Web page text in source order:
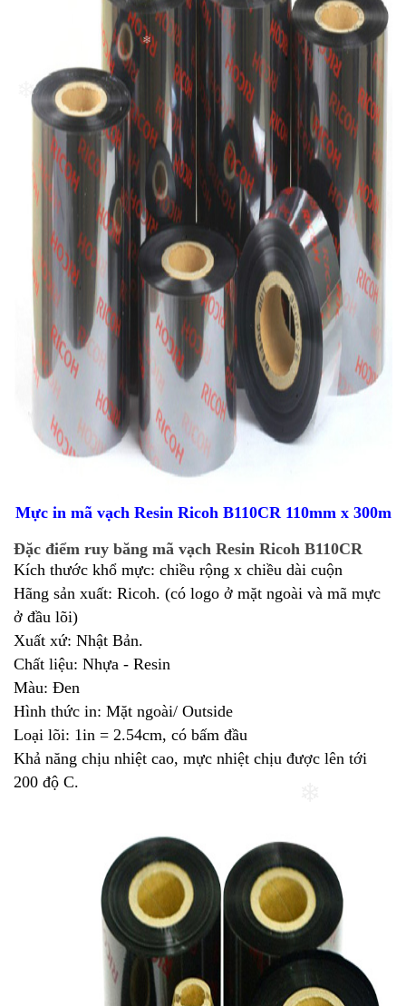
Mực in mã vạch Resin Ricoh B110CR 110mm x 300m
Đặc điểm ruy băng mã vạch Resin Ricoh B110CR
Kích thước khổ mực: chiều rộng x chiều dài cuộn
Hãng sản xuất: Ricoh. (có logo ở mặt ngoài và mã mực
ở đầu lõi)
Xuất xứ: Nhật Bản.
Chất liệu: Nhựa - Resin
Màu: Đen
Hình thức in: Mặt ngoài/ Outside
Loại lõi: 1in = 2.54cm, có bấm đầu
Khả năng chịu nhiệt cao, mực nhiệt chịu được lên tới
200 độ C.
❄
❄